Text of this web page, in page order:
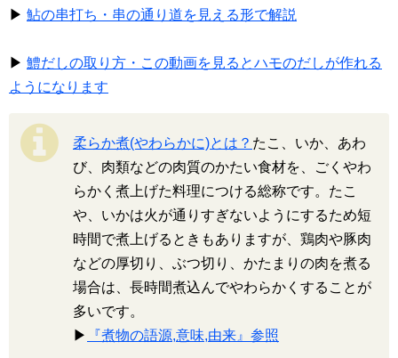
▶ 鮎の串打ち・串の通り道を見える形で解説
▶ 鱧だしの取り方・この動画を見るとハモのだしが作れる
ようになります
柔らか煮(やわらかに)とは？ たこ、いか、あわ
び、肉類などの肉質のかたい食材を、ごくやわ
らかく煮上げた料理につける総称です。たこ
や、いかは火が通りすぎないようにするため短
時間で煮上げるときもありますが、鶏肉や豚肉
などの厚切り、ぶつ切り、かたまりの肉を煮る
場合は、長時間煮込んでやわらかくすることが
多いです。
▶
『煮物の語源,意味,由来』参照